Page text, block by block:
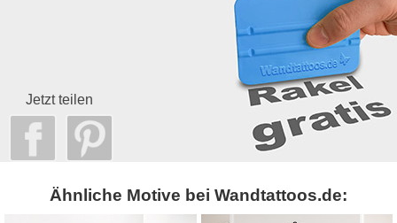
Jetzt teilen
Ähnliche Motive bei Wandtattoos.de: